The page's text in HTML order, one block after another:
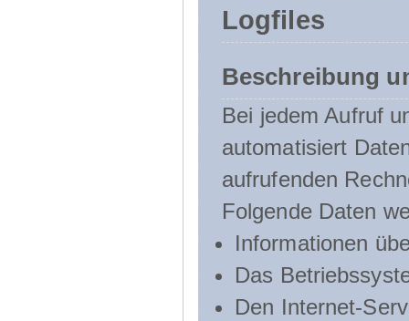
Logfiles
Beschreibung
Bei jedem Aufruf
automatisiert
aufrufenden
Folgende Daten
Informationen
Das
Den Internet-